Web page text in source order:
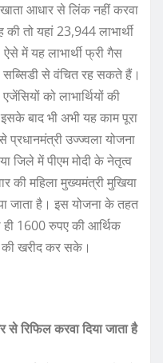
आधार से लिंक नहीं करवा
तो यहां 23,944 लाभार्थी
में यह लाभार्थी फ्री गैस
से वंचित रह सकते हैं।
को लाभार्थियों की
बाद भी अभी यह काम पूरा
उज्ज्वला योजना
में पीएम मोदी के नेतृत्व
की महिला मुख्यमंत्री मुखिया
जाता है। इस योजना के तहत
1600 रुपए की आर्थिक
की खरीद कर सके।
रिफिल करवा दिया जाता है